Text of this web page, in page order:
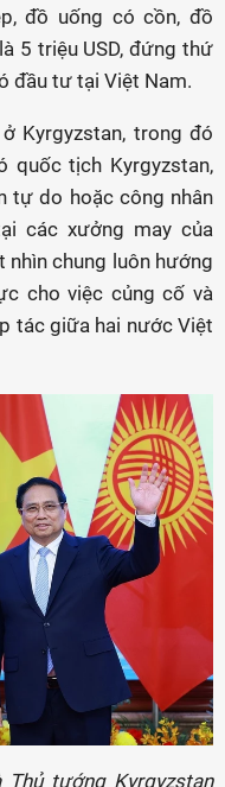
đồ uống có cồn, đồ
5 triệu USD, đứng thứ
đầu tư tại Việt Nam.
Kyrgyzstan, trong đó
quốc tịch Kyrgyzstan,
tự do hoặc công nhân
các xưởng may của
chung luôn hướng
cho việc củng cố và
tác giữa hai nước Việt
Thủ tướng Kyrgyzstan